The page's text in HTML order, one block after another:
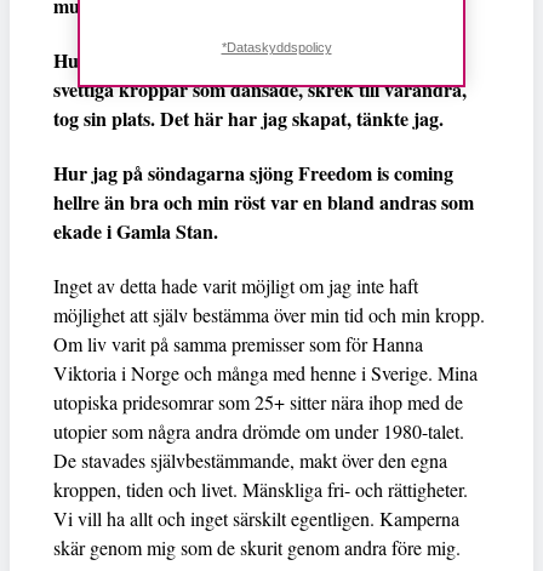
Hur jag stod på en scen och såg ut över ett hav av
svettiga kroppar som dansade, skrek till varandra,
tog sin plats. Det här har jag skapat, tänkte jag.
Hur jag på söndagarna sjöng Freedom is coming
hellre än bra och min röst var en bland andras som
ekade i Gamla Stan.
Inget av detta hade varit möjligt om jag inte haft
möjlighet att själv bestämma över min tid och min kropp.
Om liv varit på samma premisser som för Hanna
Viktoria i Norge och många med henne i Sverige. Mina
utopiska pridesomrar som 25+ sitter nära ihop med de
utopier som några andra drömde om under 1980-talet.
De stavades självbestämmande, makt över den egna
kroppen, tiden och livet. Mänskliga fri- och rättigheter.
Vi vill ha allt och inget särskilt egentligen. Kamperna
skär genom mig som de skurit genom andra före mig.
*Dataskyddspolicy